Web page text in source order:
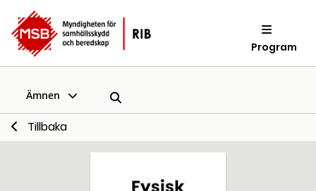
Program
Ämnen
Tillbaka